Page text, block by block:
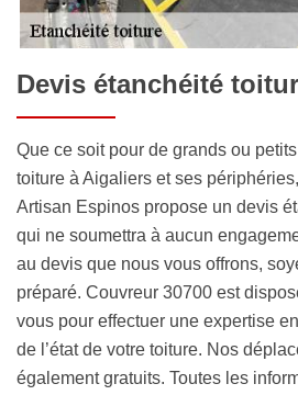
Devis étanchéité
Que ce soit pour de grands ou
toiture à Aigaliers et ses
Artisan Espinos propose un devis
qui ne soumettra à aucun
au devis que nous vous offrons,
préparé. Couvreur 30700 est
vous pour effectuer une expertise
de l’état de votre toiture. Nos
également gratuits. Toutes les